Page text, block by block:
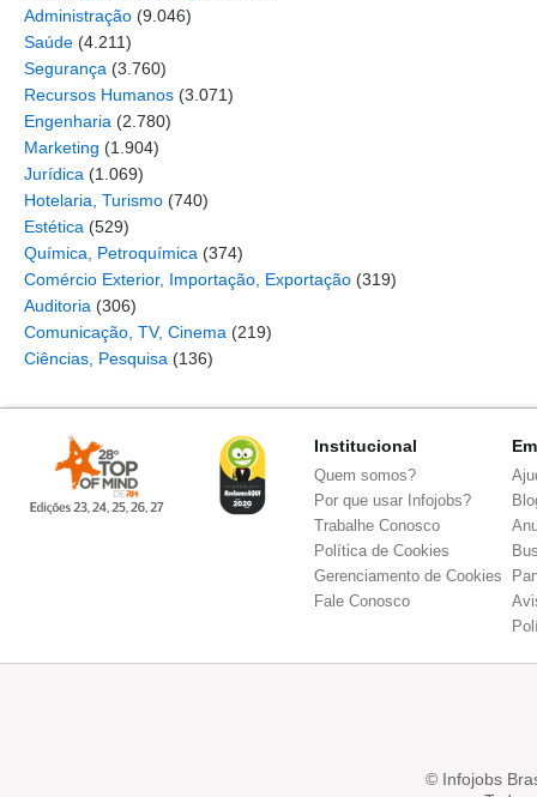
Administração (9.046)
Saúde (4.211)
Segurança (3.760)
Recursos Humanos (3.071)
Engenharia (2.780)
Marketing (1.904)
Jurídica (1.069)
Hotelaria, Turismo (740)
Estética (529)
Química, Petroquímica (374)
Comércio Exterior, Importação, Exportação (319)
Auditoria (306)
Comunicação, TV, Cinema (219)
Ciências, Pesquisa (136)
Institucional
Quem somos?
Por que usar Infojobs?
Trabalhe Conosco
Política de Cookies
Gerenciamento de Cookies
Fale Conosco
© Infojobs